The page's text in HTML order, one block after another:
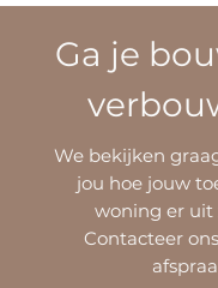
Ga je
We bekijken
jou hoe jouw
woning er uit
Contacteer